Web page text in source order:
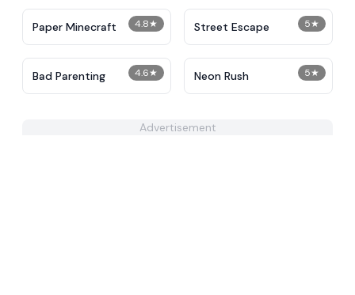
4.8★
Paper Minecraft 5★
Street Escape
4.6★
Bad Parenting 5★
Neon Rush
Advertisement